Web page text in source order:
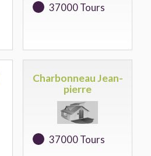
37000 Tours
Charbonneau Jean-
pierre
37000 Tours